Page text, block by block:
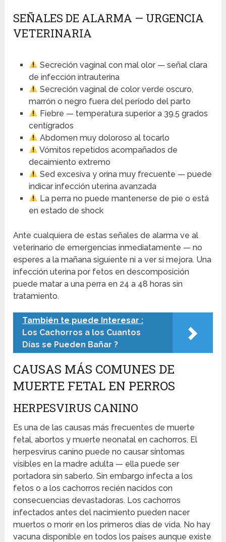
SEÑALES DE ALARMA — URGENCIA
VETERINARIA
Secreción vaginal con mal olor — señal clara
de infección intrauterina
Secreción vaginal de color verde oscuro,
marrón o negro fuera del período del parto
Fiebre — temperatura superior a 39.5 grados
centígrados
Abdomen muy doloroso al tocarlo
Vómitos repetidos acompañados de
decaimiento extremo
Sed excesiva y orina muy frecuente — puede
indicar infección uterina avanzada
La perra no puede mantenerse de pie o está
en estado de shock
Ante cualquiera de estas señales de alarma ve al
veterinario de emergencias inmediatamente — no
esperes a la mañana siguiente ni a ver si mejora. Una
infección uterina por fetos en descomposición
puede matar a una perra en 24 a 48 horas sin
tratamiento.
También te puede Interesar :
Los Cachorros a los Cuantos
Días se Pueden Bañar ?
CAUSAS MÁS COMUNES DE
MUERTE FETAL EN PERROS
HERPESVIRUS CANINO
Es una de las causas más frecuentes de muerte
fetal, abortos y muerte neonatal en cachorros. El
herpesvirus canino puede no causar síntomas
visibles en la madre adulta — ella puede ser
portadora sin saberlo. Sin embargo infecta a los
fetos o a los cachorros recién nacidos con
consecuencias devastadoras. Los cachorros
infectados antes del nacimiento pueden nacer
muertos o morir en los primeros días de vida. No hay
vacuna disponible en todos los países aunque existe